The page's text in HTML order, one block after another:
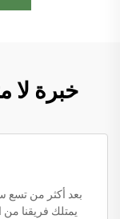
خبرة لا
يمتلك فريقنا من